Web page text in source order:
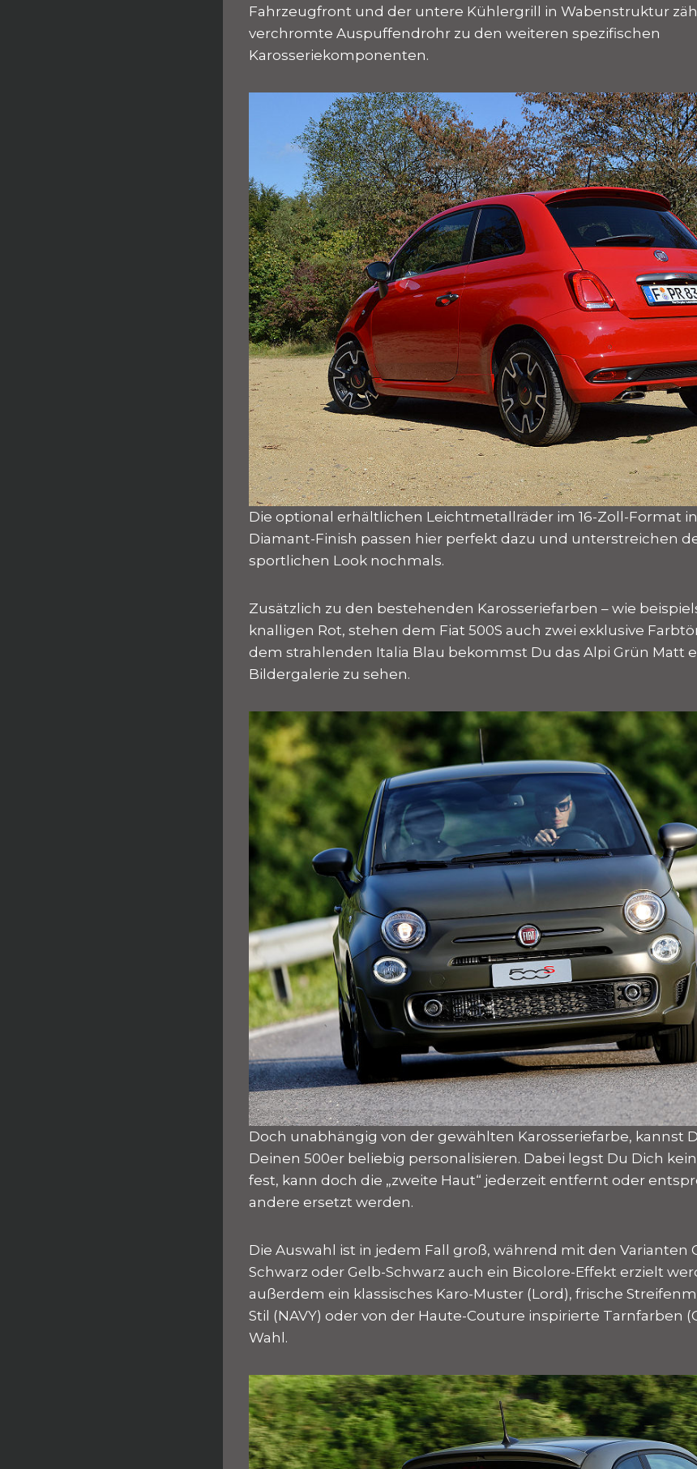
Fahrzeugfront und der untere Kühlergrill in Wabenstruktur
verchromte Auspuffendrohr zu den weiteren spezifischen
Karosseriekomponenten.
Die optional erhältlichen Leichtmetallräder im 16-Zoll-Format
Diamant-Finish passen hier perfekt dazu und unterstreichen
sportlichen Look nochmals.
Zusätzlich zu den bestehenden Karosseriefarben – wie
knalligen Rot, stehen dem Fiat 500S auch zwei exklusive
dem strahlenden Italia Blau bekommst Du das Alpi Grün Matt
Bildergalerie zu sehen.
Doch unabhängig von der gewählten Karosseriefarbe, kannst
Deinen 500er beliebig personalisieren. Dabei legst Du Dich
fest, kann doch die „zweite Haut“ jederzeit entfernt oder
andere ersetzt werden.
Die Auswahl ist in jedem Fall groß, während mit den Varianten
Schwarz oder Gelb-Schwarz auch ein Bicolore-Effekt erzielt
außerdem ein klassisches Karo-Muster (Lord), frische
Stil (NAVY) oder von der Haute-Couture inspirierte Tarnfarben
Wahl.